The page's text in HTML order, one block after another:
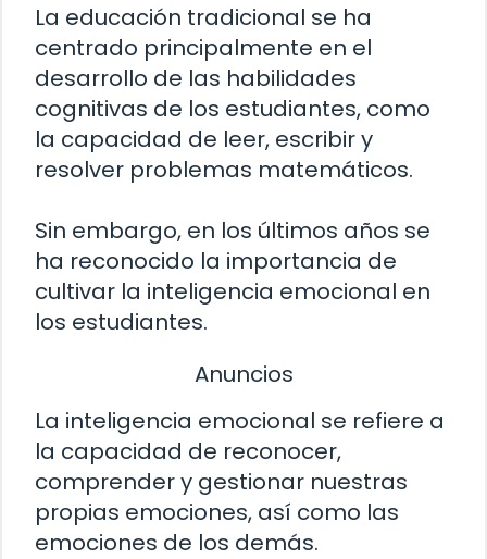
La educación tradicional se ha
centrado principalmente en el
desarrollo de las habilidades
cognitivas de los estudiantes, como
la capacidad de leer, escribir y
resolver problemas matemáticos.
Sin embargo, en los últimos años se
ha reconocido la importancia de
cultivar la inteligencia emocional en
los estudiantes.
Anuncios
La inteligencia emocional se refiere a
la capacidad de reconocer,
comprender y gestionar nuestras
propias emociones, así como las
emociones de los demás.